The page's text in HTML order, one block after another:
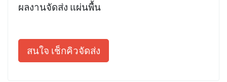
ผลงานจัดส่ง แผ่นพื้น
สนใจ เช็กคิวจัดส่ง